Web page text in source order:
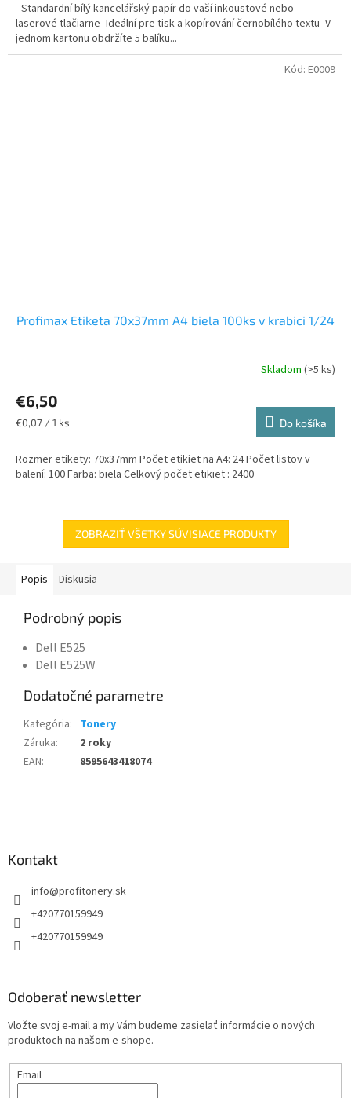
- Standardní bílý kancelářský papír do vaší inkoustové nebo
laserové tlačiarne- Ideální pre tisk a kopírování černobílého textu- V
jednom kartonu obdržíte 5 balíku...
Profimax Etiketa 70x37mm A4 biela 100ks v krabici 1/24
Skladom (>5 ks)
€6,50
Jednotková
€0,07 / 1 ks Do košíka
Rozmer etikety: 70x37mm Počet etikiet na A4: 24 Počet listov v
balení: 100 Farba: biela Celkový počet etikiet : 2400
Kód: E0009
ZOBRAZIŤ VŠETKY SÚVISIACE PRODUKTY
Popis Diskusia
Podrobný popis
Dell E525
Dell E525W
Dodatočné parametre
Kategória: Tonery
Záruka:
2 roky
EAN: 8595643418074
Kontakt
info@profitonery.sk
+420770159949
+420770159949
Odoberať newsletter
Vložte svoj e-mail a my Vám budeme zasielať informácie o nových
produktoch na našom e-shope.
Email